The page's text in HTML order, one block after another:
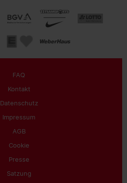
FAQ
Kontakt
Datenschutz
Impressum
AGB
Cookie
Presse
Satzung